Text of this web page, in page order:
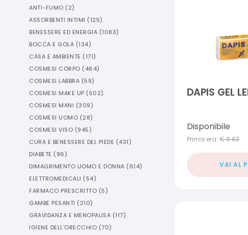
ANTI-FUMO (2)
ASSORBENTI INTIMI (125)
BENESSERE ED ENERGIA (1083)
BOCCA E GOLA (134)
CASA E AMBIENTE (171)
COSMESI CORPO (464)
COSMESI LABBRA (59)
COSMESI MAKE UP (502)
COSMESI MANI (309)
COSMESI UOMO (28)
COSMESI VISO (945)
CURA E BENESSERE DEL PIEDE (431)
DIABETE (96)
DIMAGRIMENTO UOMO E DONNA (614)
ELETTROMEDICALI (54)
FARMACO PRESCRITTO (5)
GAMBE PESANTI (210)
GRAVIDANZA E MENOPAUSA (117)
IGIENE DELL'ORECCHIO (70)
DAPIS GEL
Disponibile
Prima era: €9.63
VAI AL